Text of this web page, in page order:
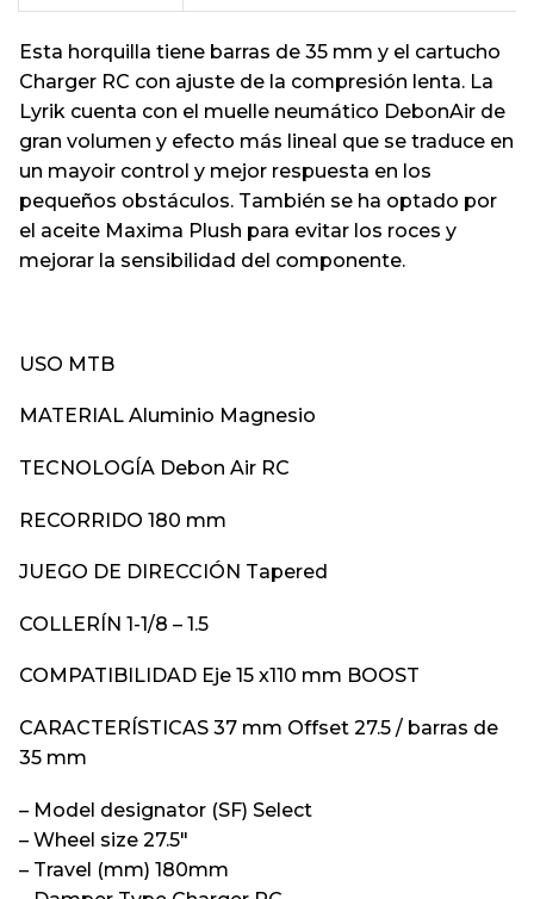
Esta horquilla tiene barras de 35 mm y el cartucho
Charger RC con ajuste de la compresión lenta. La
Lyrik cuenta con el muelle neumático DebonAir de
gran volumen y efecto más lineal que se traduce en
un mayoir control y mejor respuesta en los
pequeños obstáculos. También se ha optado por
el aceite Maxima Plush para evitar los roces y
mejorar la sensibilidad del componente.
USO MTB
MATERIAL Aluminio Magnesio
TECNOLOGÍA Debon Air RC
RECORRIDO 180 mm
JUEGO DE DIRECCIÓN Tapered
COLLERÍN 1-1/8 – 1.5
COMPATIBILIDAD Eje 15 x110 mm BOOST
CARACTERÍSTICAS 37 mm Offset 27.5 / barras de
35 mm
– Model designator (SF) Select
– Wheel size 27.5″
– Travel (mm) 180mm